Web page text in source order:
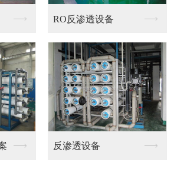
陶氏膜大系... 桶装水超滤膜